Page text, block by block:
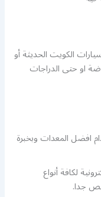
الكويت الحديثة أو
او حتى الدراجات
افضل المعدات وبخبرة
لكافة أنواع
جدا.